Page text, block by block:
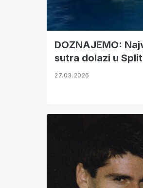
DOZNAJEMO: Najveći američki nosač zrakoplova već
sutra dolazi u Split
27.03.2026